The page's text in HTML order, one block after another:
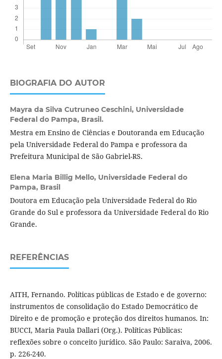
BIOGRAFIA DO AUTOR
Mayra da Silva Cutruneo Ceschini, Universidade
Federal do Pampa, Brasil.
Mestra em Ensino de Ciências e Doutoranda em Educação
pela Universidade Federal do Pampa e professora da
Prefeitura Municipal de São Gabriel-RS.
Elena Maria Billig Mello, Universidade Federal do
Pampa, Brasil
Doutora em Educação pela Universidade Federal do Rio
Grande do Sul e professora da Universidade Federal do Rio
Grande.
REFERÊNCIAS
AITH, Fernando. Políticas públicas de Estado e de governo:
instrumentos de consolidação do Estado Democrático de
Direito e de promoção e proteção dos direitos humanos. In:
BUCCI, Maria Paula Dallari (Org.). Políticas Públicas:
reflexões sobre o conceito jurídico. São Paulo: Saraiva, 2006.
p. 226-240.